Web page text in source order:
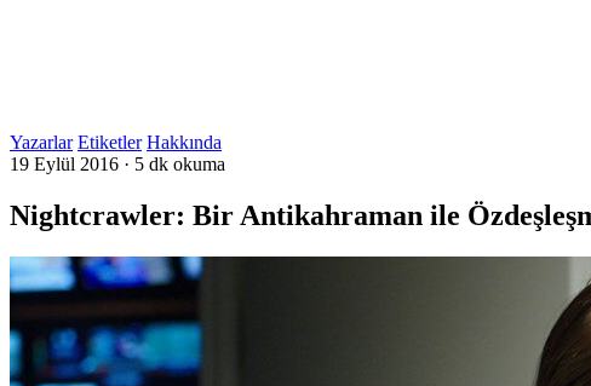
Yazarlar Etiketler Hakkında
19 Eylül 2016 · 5 dk okuma
Nightcrawler: Bir Antikahraman ile